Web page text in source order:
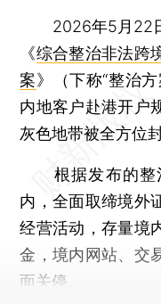
2026年5月22日
《综合整治非法跨
案》（下称“整治
内地客户赴港开户
灰色地带被全方位封
根据发布的整
内，全面取缔境外
经营活动，存量境
金，境内网站、交
面关停。